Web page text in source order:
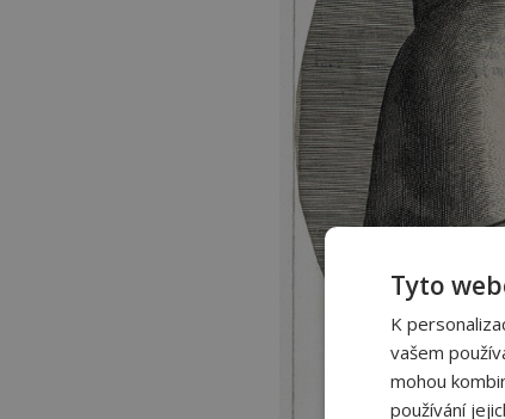
Tyto
K
vašem
mohou
používání